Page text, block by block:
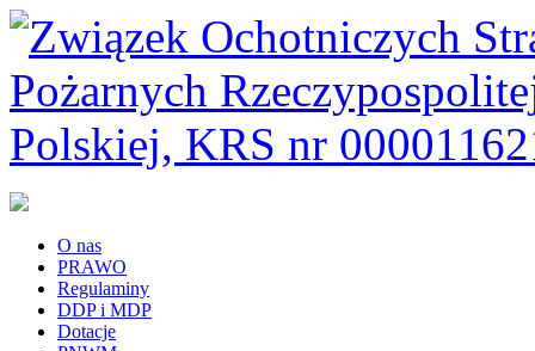
O nas
PRAWO
Regulaminy
DDP i MDP
Dotacje